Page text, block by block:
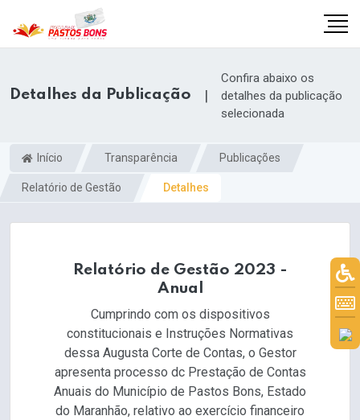
Detalhes da Publicação |
Confira abaixo os
detalhes da publicação
selecionada
Início Transparência Publicações
Relatório de Gestão Detalhes
Relatório de Gestão 2023 -
Anual
Cumprindo com os dispositivos
constitucionais e Instruções Normativas
dessa Augusta Corte de Contas, o Gestor
apresenta processo dc Prestação de Contas
Anuais do Município de Pastos Bons, Estado
do Maranhão, relativo ao exercício financeiro